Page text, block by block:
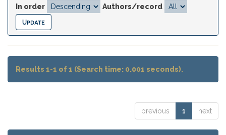
In order
Authors/record
Results 1-1 of 1 (Search time: 0.001 seconds).
previous 1 next